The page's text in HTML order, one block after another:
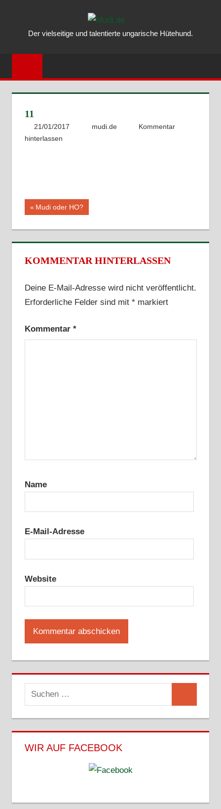
springen
–
Der vielseitige und talentierte ungarische Hütehund.
11
21/01/2017 mudi.de
Kommentar
hinterlassen
Vorheriger
Mudi oder HO?
KOMMENTAR HINTERLASSEN
Deine E-Mail-Adresse wird nicht veröffentlicht.
Erforderliche Felder sind mit *markiert
Kommentar *
Name
E-Mail-Adresse
Website
Suchen
nach:
WIR AUF FACEBOOK